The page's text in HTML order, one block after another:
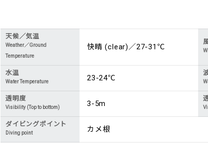
天候／気温
Weather／Ground
Temperature
快晴 (clear)／27-31℃
水温
Water Temperature 23-24℃
透明度
Visibility (Top to bottom) 3-5m
ダイビングポイント
Diving point カメ根